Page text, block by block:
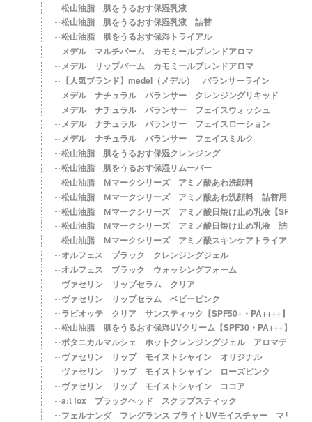
松山油脂 肌をうるおす保湿乳液
松山油脂 肌をうるおす保湿乳液 詰替
松山油脂 肌をうるおす保湿トライアル
メデル マルチバーム カモミールブレンドアロマ
メデル リップバーム カモミールブレンドアロマ
【人気ブランド】medel（メデル） バランサーライン
メデル ナチュラル バランサー クレンジングリキッド
メデル ナチュラル バランサー フェイスウォッシュ
メデル ナチュラル バランサー フェイスローション
メデル ナチュラル バランサー フェイスミルク
松山油脂 肌をうるおす保湿クレンジング
松山油脂 肌をうるおす保湿リムーバー
松山油脂 Ｍマークシリーズ アミノ酸あわ洗顔料
松山油脂 Ｍマークシリーズ アミノ酸あわ洗顔料 詰替用
松山油脂 Ｍマークシリーズ アミノ酸日焼け止め乳液【SPF20
松山油脂 Ｍマークシリーズ アミノ酸日焼け止め乳液 詰替用【
松山油脂 Ｍマークシリーズ アミノ酸スキンケアトライアル
オルフェス ブラック クレンジングジェル
オルフェス ブラック ウォッシングフォーム
ヴァセリン リップセラム クリア
ヴァセリン リップセラム ベビーピンク
ラビオッテ クリア サンスティック【SPF50+・PA++++】
松山油脂 肌をうるおす保湿UVクリーム【SPF30・PA+++】
ボタニカルマルシェ ホットクレンジングジェル アロマティー
ヴァセリン リップ モイストシャイン オリジナル
ヴァセリン リップ モイストシャイン ローズピンク
ヴァセリン リップ モイストシャイン ココア
a;t fox ブラックヘッド スクラブスティック
フェルナンダ フレグランス ブライトUVモイスチャー マリアリ